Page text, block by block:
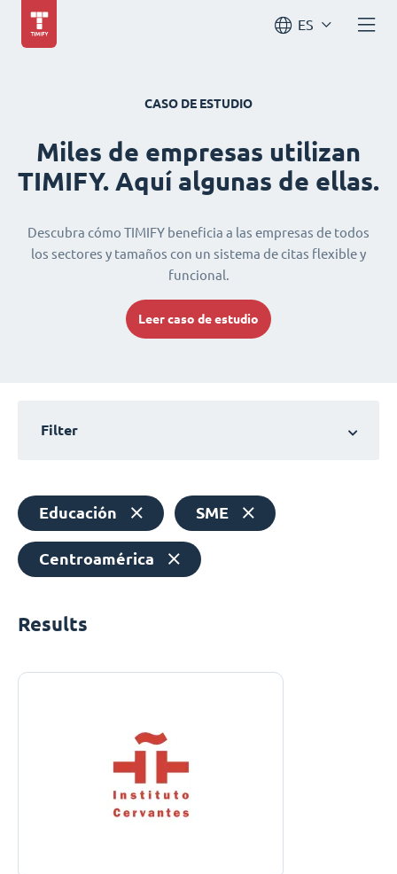
ES
CASO DE ESTUDIO
Miles de empresas utilizan
TIMIFY. Aquí algunas de ellas.
Descubra cómo TIMIFY beneficia a las empresas de todos
los sectores y tamaños con un sistema de citas flexible y
funcional.
Leer caso de estudio
Filter
Educación SME
Centroamérica
Results